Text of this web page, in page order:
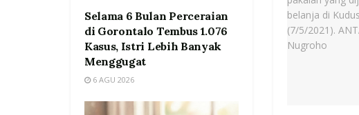
Selama 6 Bulan Perceraian
di Gorontalo Tembus 1.076
Kasus, Istri Lebih Banyak
Menggugat
6 AGU 2026